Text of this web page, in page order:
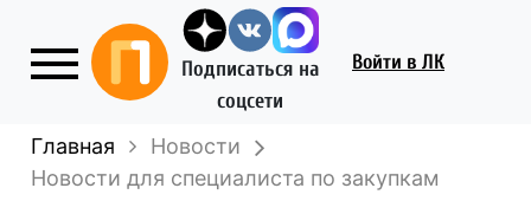
Подписаться на
соцсети
Войти в ЛК
Главная
Новости
Новости для специалиста по закупкам